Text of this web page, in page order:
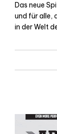
Das neue
und für alle,
in der Welt